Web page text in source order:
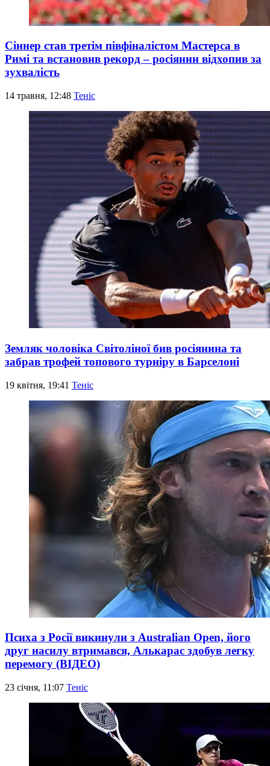
Сіннер став третім півфіналістом Мастерса в
Римі та встановив рекорд – росіянин відхопив за
зухвалість
14 травня, 12:48 Теніс
Земляк чоловіка Світоліної бив росіянина та
забрав трофей топового турніру в Барселоні
19 квітня, 19:41 Теніс
Психа з Росії викинули з Australian Open, його
друг насилу втримався, Алькарас здобув легку
перемогу (ВІДЕО)
23 січня, 11:07 Теніс